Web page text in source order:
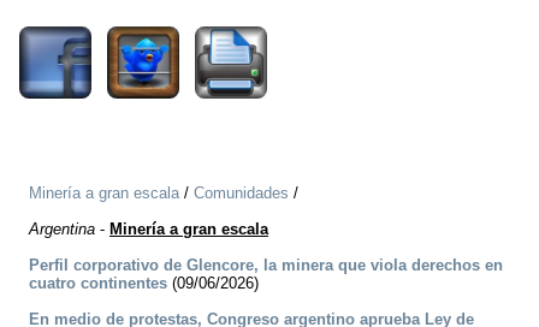
Minería a gran escala/ Comunidades /
Argentina - Minería a gran escala
Perfil corporativo de Glencore, la minera que viola derechos en
cuatro continentes (09/06/2026)
En medio de protestas, Congreso argentino aprueba Ley de